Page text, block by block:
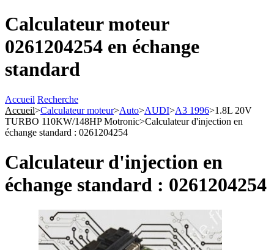
Calculateur moteur
0261204254 en échange
standard
Accueil Recherche
Accueil>Calculateur moteur>Auto>AUDI>A3 1996>1.8L 20V
TURBO 110KW/148HP Motronic>Calculateur d'injection en
échange standard : 0261204254
Calculateur d'injection en
échange standard : 0261204254